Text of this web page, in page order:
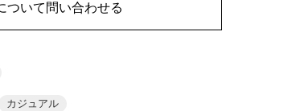
ついて問い合わせる
カジュアル